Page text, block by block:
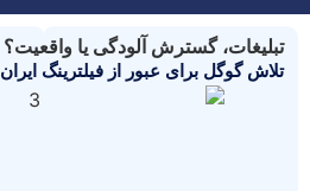
تبلیغات، گسترش آلودگی یا واقعیت؟
تلاش گوگل برای عبور از فیلترینگ ایران